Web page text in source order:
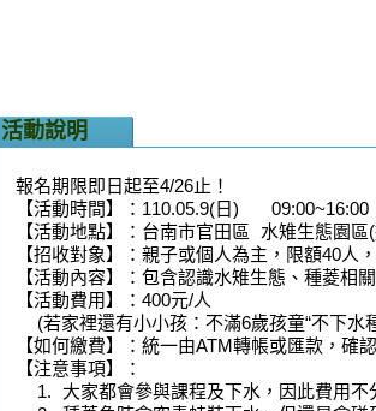
活動說明
報名期限即日起至4/26止！
【活動時間】：110.05.9(日) 09:00~16:00
【活動地點】：台南市官田區 水雉生態園
【招收對象】：親子或個人為主，限額40人
【活動內容】：包含認識水雉生態、種菱相
【活動費用】：400元/人
(若家裡還有小小孩：不滿6歲孩童“不下水
【如何繳費】：統一由ATM轉帳或匯款，確
【注意事項】：
1. 大家都會參與課程及下水，因此費用不